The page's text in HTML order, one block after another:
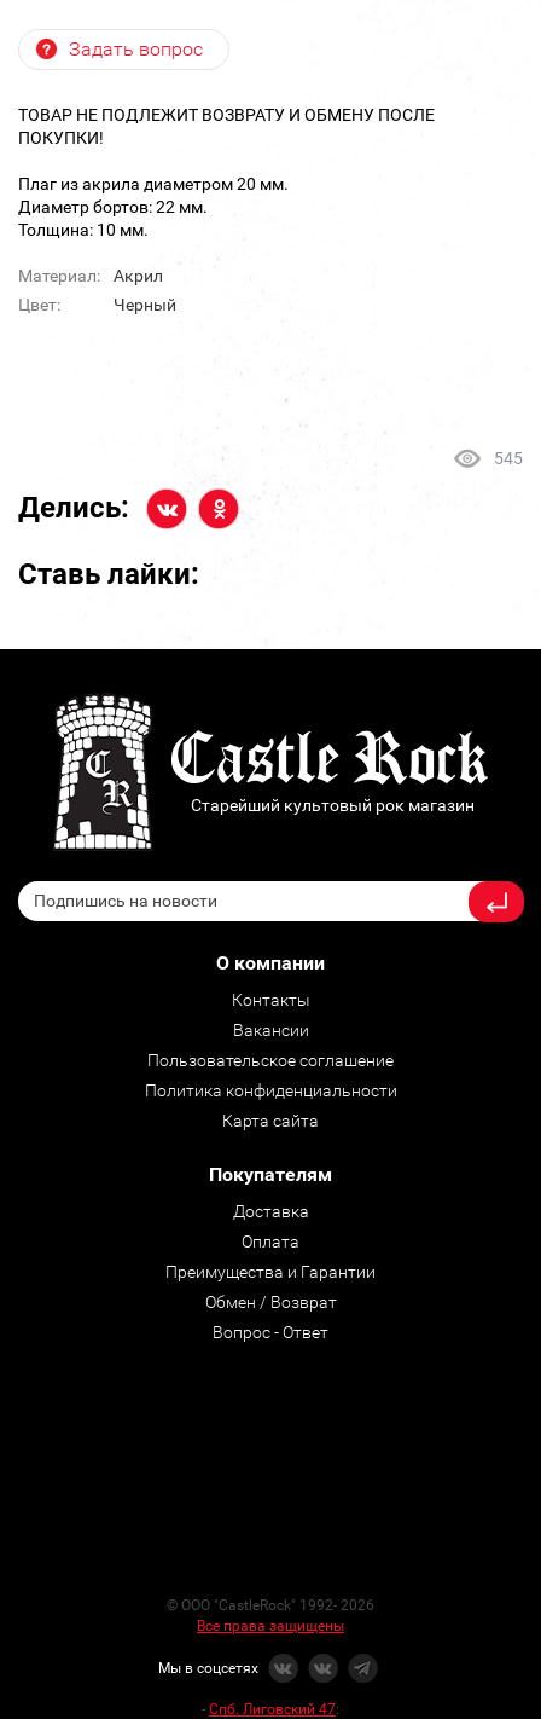
Задать вопрос
ТОВАР НЕ ПОДЛЕЖИТ ВОЗВРАТУ И ОБМЕНУ ПОСЛЕ
ПОКУПКИ!
Плаг из акрила диаметром 20 мм.
Диаметр бортов: 22 мм.
Толщина: 10 мм.
Материал:
Акрил
Цвет:
Черный
545
Делись:
Ставь лайки:
Старейший культовый рок магазин
О компании
Контакты
Вакансии
Пользовательское соглашение
Политика конфиденциальности
Карта сайта
Покупателям
Доставка
Оплата
Преимущества и Гарантии
Обмен / Возврат
Вопрос - Ответ
© ООО "CastleRock" 1992- 2026
Все права защищены
Мы в соцсетях
- Спб. Лиговский 47: